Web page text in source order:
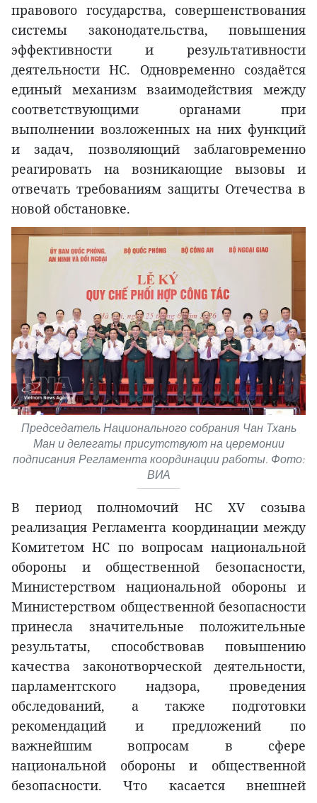
правового государства, совершенствования
системы законодательства, повышения
эффективности и результативности
деятельности НС. Одновременно создаётся
единый механизм взаимодействия между
соответствующими органами при
выполнении возложенных на них функций
и задач, позволяющий заблаговременно
реагировать на возникающие вызовы и
отвечать требованиям защиты Отечества в
новой обстановке.
Председатель Национального собрания Чан Тхань
Ман и делегаты присутствуют на церемонии
подписания Регламента координации работы. Фото:
ВИА
В период полномочий НС XV созыва
реализация Регламента координации между
Комитетом НС по вопросам национальной
обороны и общественной безопасности,
Министерством национальной обороны и
Министерством общественной безопасности
принесла значительные положительные
результаты, способствовав повышению
качества законотворческой деятельности,
парламентского надзора, проведения
обследований, а также подготовки
рекомендаций и предложений по
важнейшим вопросам в сфере
национальной обороны и общественной
безопасности. Что касается внешней